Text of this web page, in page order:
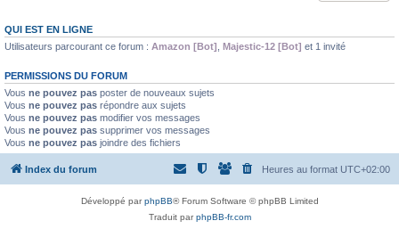
QUI EST EN LIGNE
Utilisateurs parcourant ce forum : Amazon [Bot] Majestic-12 [Bot] et 1 invité
PERMISSIONS DU FORUM
Vous ne pouvez pas poster de nouveaux sujets
Vous ne pouvez pas répondre aux sujets
Vous ne pouvez pas modifier vos messages
Vous ne pouvez pas supprimer vos messages
Vous ne pouvez pas joindre des fichiers
Index du forum Heures au format UTC+02:00
Développé parphpBB® Forum Software © phpBB Limited
Traduit parphpBB-fr.com